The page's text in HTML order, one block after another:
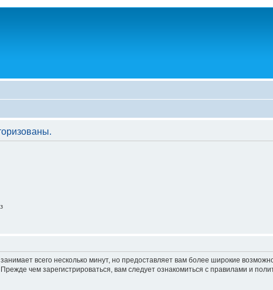
всего несколько минут, но предоставляет вам более широкие
чем зарегистрироваться, вам следует ознакомиться с правилами и